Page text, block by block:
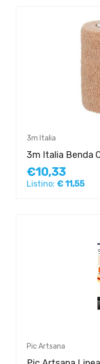
3m Italia
3m Italia Benda
€10,33
Listino: € 11,55
Pic Artsana